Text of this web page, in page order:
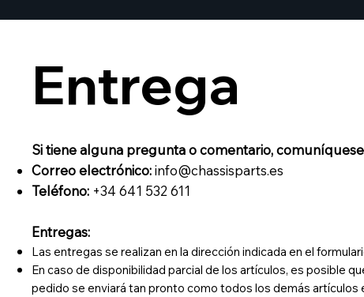
Entrega
Si tiene alguna pregunta o comentario,
Correo electrónico:info@chassisparts.es
Teléfono: +34 641 532 611
Entregas:
Las entregas se realizan en la dirección indicada en el
En caso de disponibilidad parcial de los artículos, es posible
pedido se enviará tan pronto como todos los demás artículos